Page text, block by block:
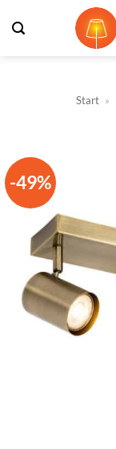
Inhalt
Start »
-49%